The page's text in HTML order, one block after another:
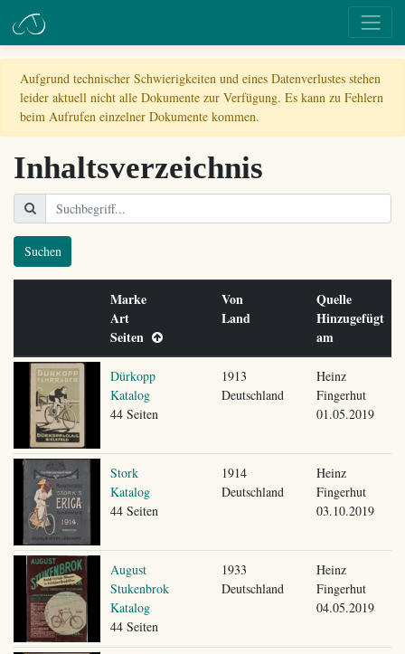
Aufgrund technischer Schwierigkeiten und eines Datenverlustes stehen
leider aktuell nicht alle Dokumente zur Verfügung. Es kann zu Fehlern
beim Aufrufen einzelner Dokumente kommen.
Inhaltsverzeichnis
Suchen
Marke
Art
Seiten
Von
Land
Quelle
Hinzugefügt
am
Dürkopp
Katalog
44 Seiten
1913
Deutschland
Heinz
Fingerhut
01.05.2019
Stork
Katalog
44 Seiten
1914
Deutschland
Heinz
Fingerhut
03.10.2019
August
Stukenbrok
Katalog
44 Seiten
1933
Deutschland
Heinz
Fingerhut
04.05.2019